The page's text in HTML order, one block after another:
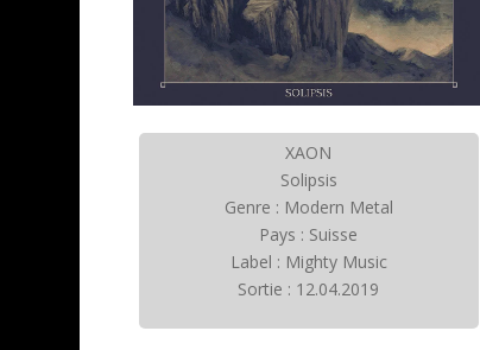
XAON
Solipsis
Genre : Modern Metal
Pays : Suisse
Label : Mighty Music
Sortie : 12.04.2019